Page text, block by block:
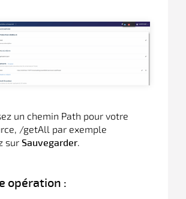
un chemin Path pour votre
/getAll par exemple
sur Sauvegarder.
opération :